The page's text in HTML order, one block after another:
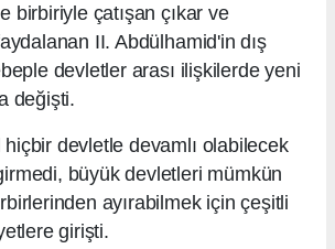
birbiriyle çatışan çıkar ve
II. Abdülhamid'in dış
devletler arası ilişkilerde yeni
değişti.
hiçbir devletle devamlı olabilecek
büyük devletleri mümkün
ayırabilmek için çeşitli
girişti.